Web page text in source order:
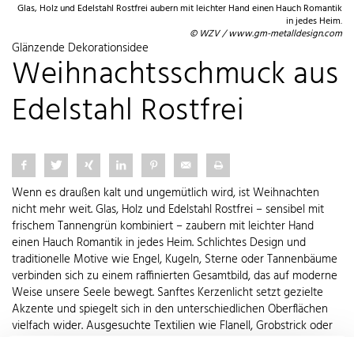
Glas, Holz und Edelstahl Rostfrei aubern mit leichter Hand einen Hauch Romantik
in jedes Heim.
© WZV / www.gm-metalldesign.com
Glänzende Dekorationsidee
Weihnachtsschmuck aus
Edelstahl Rostfrei
Wenn es draußen kalt und ungemütlich wird, ist Weihnachten
nicht mehr weit. Glas, Holz und Edelstahl Rostfrei – sensibel mit
frischem Tannengrün kombiniert – zaubern mit leichter Hand
einen Hauch Romantik in jedes Heim. Schlichtes Design und
traditionelle Motive wie Engel, Kugeln, Sterne oder Tannenbäume
verbinden sich zu einem raffinierten Gesamtbild, das auf moderne
Weise unsere Seele bewegt. Sanftes Kerzenlicht setzt gezielte
Akzente und spiegelt sich in den unterschiedlichen Oberflächen
vielfach wider. Ausgesuchte Textilien wie Flanell, Grobstrick oder